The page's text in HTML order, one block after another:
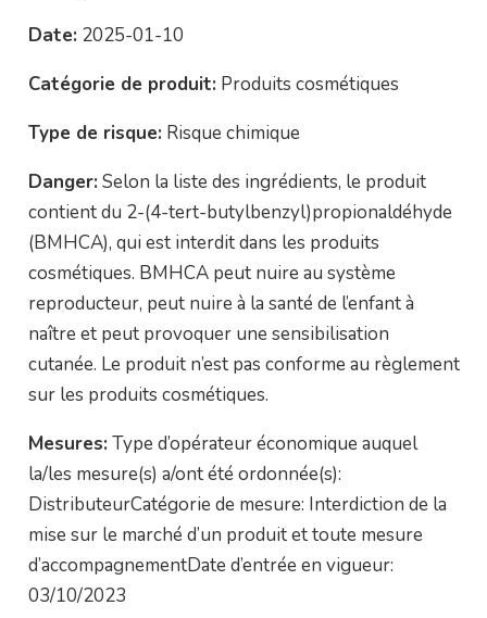
Date: 2025-01-10
Catégorie de produit: Produits cosmétiques
Type de risque: Risque chimique
Danger: Selon la liste des ingrédients, le produit
contient du 2-(4-tert-butylbenzyl)propionaldéhyde
(BMHCA), qui est interdit dans les produits
cosmétiques. BMHCA peut nuire au système
reproducteur, peut nuire à la santé de l’enfant à
naître et peut provoquer une sensibilisation
cutanée. Le produit n’est pas conforme au règlement
sur les produits cosmétiques.
Mesures: Type d’opérateur économique auquel
la/les mesure(s) a/ont été ordonnée(s):
DistributeurCatégorie de mesure: Interdiction de la
mise sur le marché d’un produit et toute mesure
d’accompagnementDate d’entrée en vigueur:
03/10/2023